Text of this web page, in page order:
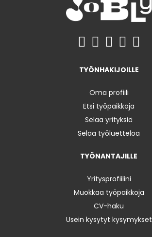
TYÖNHAKIJOILLE
Oma profiili
Etsi työpaikkoja
Selaa yrityksiä
Selaa työluetteloa
TYÖNANTAJILLE
Yritysprofiilini
Muokkaa työpaikkoja
CV-haku
Usein kysytyt kysymykset